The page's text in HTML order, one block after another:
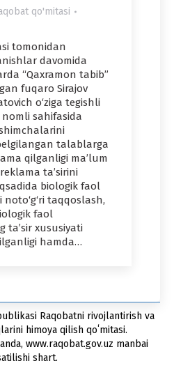
qo'mitasi
tomonidan
davomida
“Qaxramon tabib”
fuqaro Sirajov
o‘ziga tegishli
nomli sahifasida
talablarga
qilganligi ma’lum
ta’sirini
biologik faol
taqqoslash,
faol
ta’sir xususiyati
hamda…
Raqobatni rivojlantirish va
himoya qilish qoʻmitasi.
www.raqobat.gov.uz manbai
shart.